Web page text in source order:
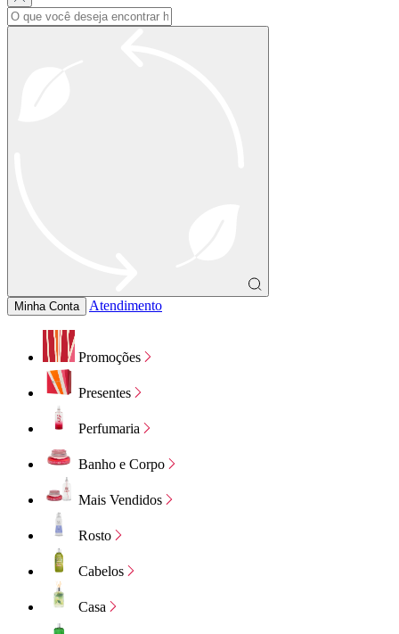
Minha Conta Atendimento
Promoções
Presentes
Perfumaria
Banho e Corpo
Mais Vendidos
Rosto
Cabelos
Casa